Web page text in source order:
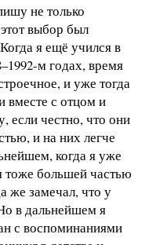
не только
выбор был
я ещё учился в
м годах, время
и уже тогда
вместе с отцом и
если честно, что они
и на них легче
когда я уже
тоже большей частью
же замечал, что у
в дальнейшем я
с воспоминаниями